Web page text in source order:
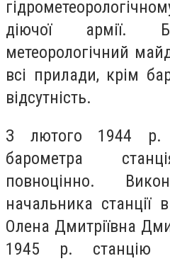
діючої армії.
метеорологічний
всі прилади, крім
відсутність.
З лютого 1944 р.
барометра
повноцінно.
начальника станції
Олена Дмитріївна
1945 р. станцію